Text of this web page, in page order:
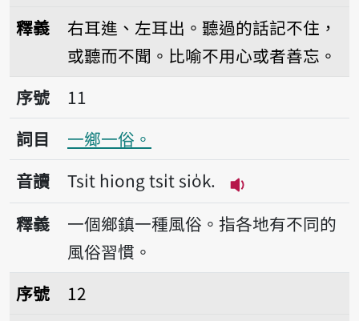
釋義
右耳進、左耳出。聽過的話記不住，
或聽而不聞。比喻不用心或者善忘。
序號11一鄉一俗。
序號
11
詞目
一鄉一俗。
音讀
Tsi̍t hiong tsi̍t sio̍k.
播放音讀Tsi̍t
釋義
一個鄉鎮一種風俗。指各地有不同的
風俗習慣。
序號12一分錢，一分貨。
序號
12